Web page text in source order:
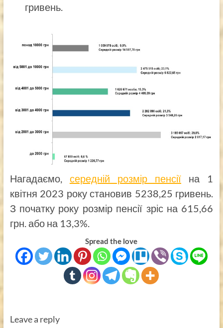
гривень.
Нагадаємо, середній розмір пенсії на 1
квітня 2023 року становив 5238,25 гривень.
З початку року розмір пенсії зріс на 615,66
грн. або на 13,3%.
Spread the love
Leave a reply